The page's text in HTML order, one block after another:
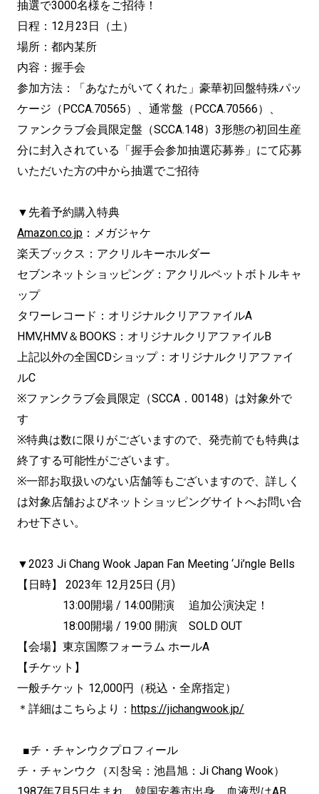
抽選で3000名様をご招待！
日程：12月23日（土）
場所：都内某所
内容：握手会
参加方法：「あなたがいてくれた」豪華初回盤特殊パッ
ケージ（PCCA.70565）、通常盤（PCCA.70566）、
ファンクラブ会員限定盤（SCCA.148）3形態の初回生産
分に封入されている「握手会参加抽選応募券」にて応募
いただいた方の中から抽選でご招待
▼先着予約購入特典
Amazon.co.jp ：メガジャケ
楽天ブックス：アクリルキーホルダー
セブンネットショッピング：アクリルペットボトルキャ
ップ
タワーレコード：オリジナルクリアファイルA
HMV,HMV＆BOOKS：オリジナルクリアファイルB
上記以外の全国CDショップ：オリジナルクリアファイ
ルC
※ファンクラブ会員限定（SCCA．00148）は対象外で
す
※特典は数に限りがございますので、発売前でも特典は
終了する可能性がございます。
※一部お取扱いのない店舗等もございますので、詳しく
は対象店舗およびネットショッピングサイトへお問い合
わせ下さい。
▼2023 Ji Chang Wook Japan Fan Meeting ‘Ji’ngle Bells
【日時】 2023年 12月25日 (月)
13:00開場 / 14:00開演 追加公演決定！
18:00開場 / 19:00 開演 SOLD OUT
【会場】東京国際フォーラム ホールA
【チケット】
一般チケット 12,000円（税込・全席指定）
＊詳細はこちらより： https://jichangwook.jp/
■チ・チャンウクプロフィール
チ・チャンウク（지창욱：池昌旭：Ji Chang Wook）